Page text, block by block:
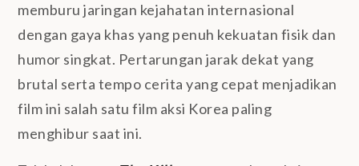
memburu jaringan kejahatan internasional
dengan gaya khas yang penuh kekuatan fisik dan
humor singkat. Pertarungan jarak dekat yang
brutal serta tempo cerita yang cepat menjadikan
film ini salah satu film aksi Korea paling
menghibur saat ini.